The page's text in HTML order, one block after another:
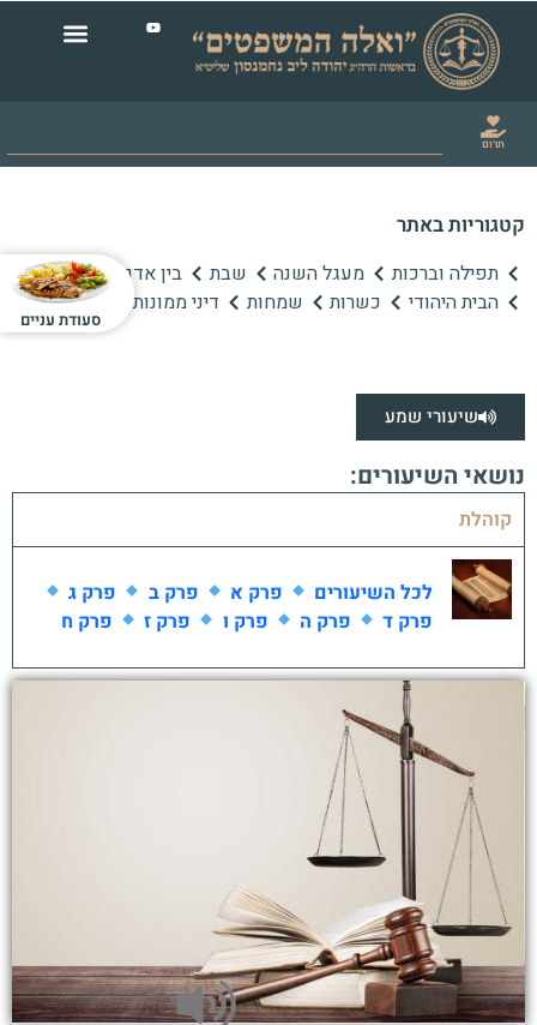
תרום
קטגוריות באתר
תפילה וברכות מעגל השנה שבת
בין אדם לחברו
הבית היהודי
כשרות שמחות דיני ממונות
שיעורי שמע
נושאי השיעורים:
קוהלת
לכל השיעורים פרק א פרק ב
פרק ג
פרק ד
פרק ה פרק ו פרק ז פרק ח
סעודת עניים